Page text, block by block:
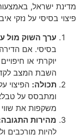
מדינת ישראל,
פיצוי בסיסי על נזקי
ערך השוק מול
בסיסי. אם
יוקרתי או
השבת המצב
תכולה: הפיצוי
ומתבסס על
משקפות את שווי
מהירות
להיות מורכבים